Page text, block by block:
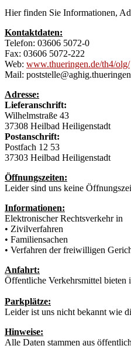
Hier finden Sie Informationen,
Kontaktdaten:
Telefon: 03606 5072-0
Fax: 03606 5072-222
Web: www.thueringen.de/th4/olg/
Mail:
Adresse:
Lieferanschrift:
Wilhelmstraße 43
37308 Heilbad Heiligenstadt
Postanschrift:
Postfach 12 53
37303 Heilbad Heiligenstadt
Öffnungszeiten:
Leider sind uns keine
Informationen:
Elektronischer Rechtsverkehr in
• Zivilverfahren
• Familiensachen
• Verfahren der freiwilligen
Anfahrt:
Öffentliche Verkehrsmittel bieten
Parkplätze:
Leider ist uns nicht bekannt wie
Hinweise:
Alle Daten stammen aus